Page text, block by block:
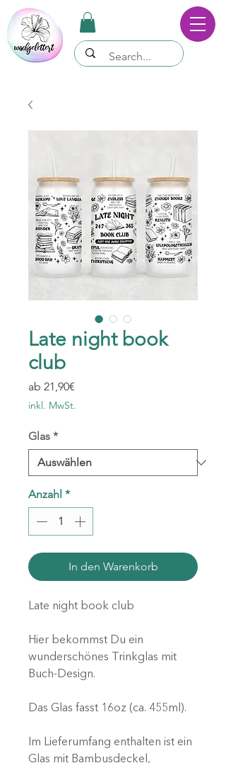
Late night book
club
ab 21,90€
inkl. MwSt.
Glas *
Anzahl *
In den Warenkorb
Late night book club
Hier bekommst Du ein
wunderschönes Trinkglas mit
Buch-Design.
Das Glas fasst 16oz (ca. 455ml).
Im Lieferumfang enthalten ist ein
Glas mit Bambusdeckel,